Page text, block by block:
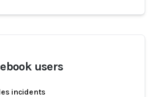
users
incidents